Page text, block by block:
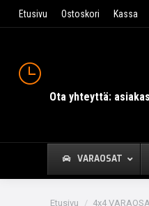
Etusivu Ostoskori Kassa
Ota yhteyttä:
VARAOSAT
You are here:
Etusivu 4x4